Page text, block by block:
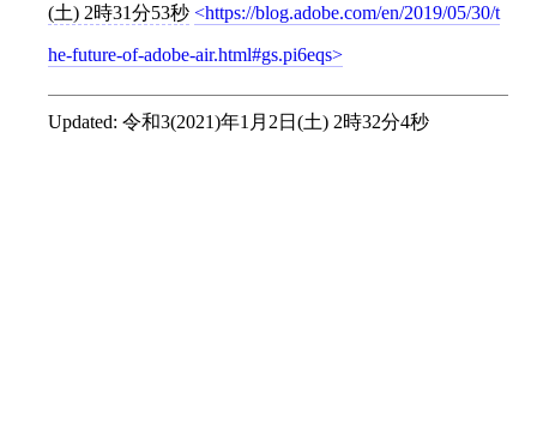
(土) 2時31分53秒 https://blog.adobe.com/en/2019/05/30/t
he-future-of-adobe-air.html#gs.pi6eqs
Updated: 令和3(2021)年1月2日(土) 2時32分4秒